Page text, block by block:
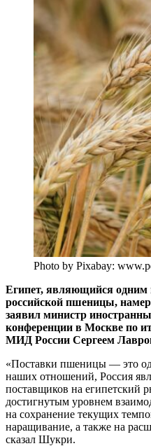
Photo by Pixabay:
Египет, являющийся одним
российской пшеницы,
заявил министр
конференции в Москве по
МИД России Сергеем
«Поставки пшеницы — это
наших отношений, Россия
поставщиков на египетский
достигнутым уровнем
на сохранение текущих
наращивание, а также на
сказал Шукри.